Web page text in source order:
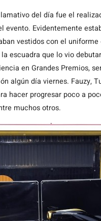
del día fue el
evento. Evidentemente
vestidos con el
la escuadra que lo vio
en Grandes Premios,
algún día viernes. Fauzy,
hacer progresar poco a
muchos otros.